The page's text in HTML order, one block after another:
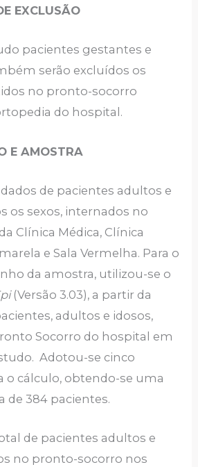
EXCLUSÃO
pacientes gestantes e
serão excluídos os
no pronto-socorro
do hospital.
E AMOSTRA
de pacientes adultos e
os sexos, internados no
Clínica Médica, Clínica
e Sala Vermelha. Para o
da amostra, utilizou-se o
(Versão 3.03), a partir da
adultos e idosos,
Socorro do hospital em
Adotou-se cinco
o cálculo, obtendo-se uma
384 pacientes.
de pacientes adultos e
no pronto-socorro nos